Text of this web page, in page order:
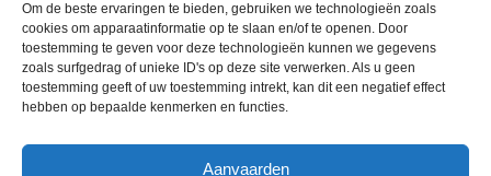
Om de beste ervaringen te bieden, gebruiken we technologieën zoals
cookies om apparaatinformatie op te slaan en/of te openen. Door
toestemming te geven voor deze technologieën kunnen we gegevens
zoals surfgedrag of unieke ID's op deze site verwerken. Als u geen
toestemming geeft of uw toestemming intrekt, kan dit een negatief effect
hebben op bepaalde kenmerken en functies.
Aanvaarden